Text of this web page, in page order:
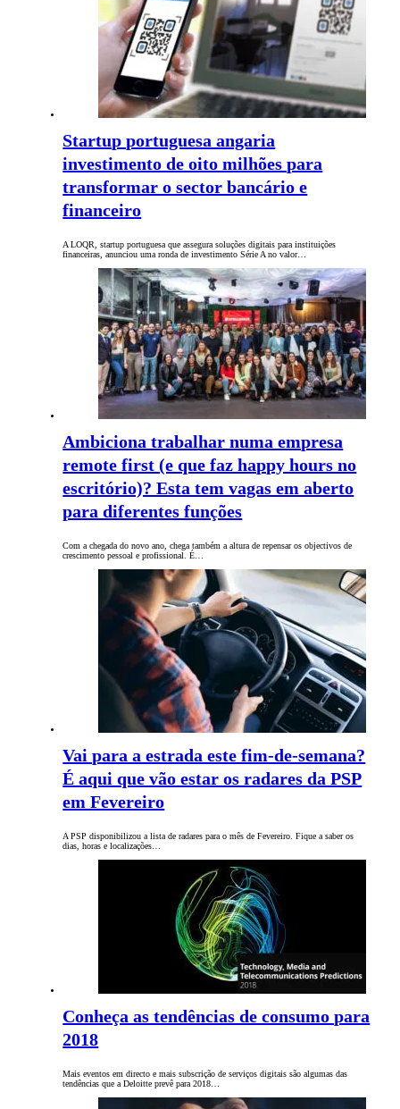
Startup portuguesa angaria
investimento de oito milhões para
transformar o sector bancário e
financeiro
A LOQR, startup portuguesa que assegura soluções digitais para instituições
financeiras, anunciou uma ronda de investimento Série A no valor…
Ambiciona trabalhar numa empresa
remote first (e que faz happy hours no
escritório)? Esta tem vagas em aberto
para diferentes funções
Com a chegada do novo ano, chega também a altura de repensar os objectivos de
crescimento pessoal e profissional. É…
Vai para a estrada este fim-de-semana?
É aqui que vão estar os radares da PSP
em Fevereiro
A PSP disponibilizou a lista de radares para o mês de Fevereiro. Fique a saber os
dias, horas e localizações…
Conheça as tendências de consumo para
2018
Mais eventos em directo e mais subscrição de serviços digitais são algumas das
tendências que a Deloitte prevê para 2018…